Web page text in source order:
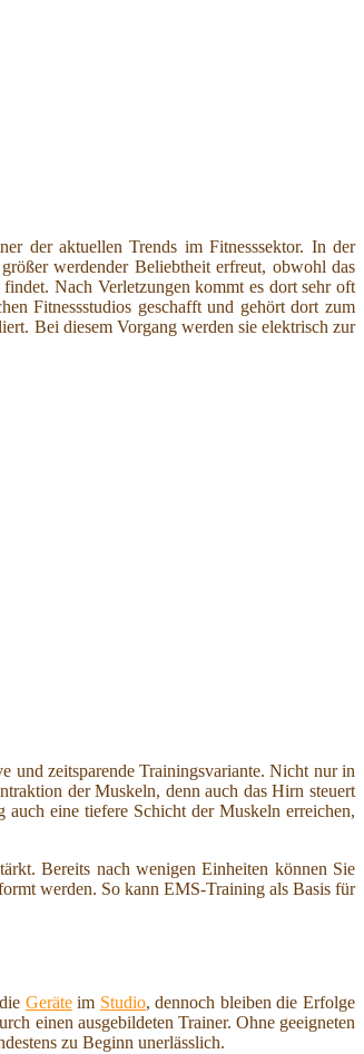
der aktuellen Trends im Fitnesssektor. In der
werdender Beliebtheit erfreut, obwohl das
Nach Verletzungen kommt es dort sehr oft
Fitnessstudios geschafft und gehört dort zum
Bei diesem Vorgang werden sie elektrisch zur
und zeitsparende Trainingsvariante. Nicht nur in
der Muskeln, denn auch das Hirn steuert
eine tiefere Schicht der Muskeln erreichen,
Bereits nach wenigen Einheiten können Sie
werden. So kann EMS-Training als Basis für
Geräteim Studio, dennoch bleiben die Erfolge
einen ausgebildeten Trainer. Ohne geeigneten
zu Beginn unerlässlich.